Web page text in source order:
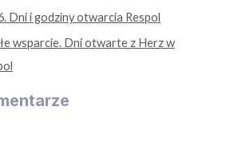
Dni i godziny otwarcia Respol
wsparcie. Dni otwarte z Herz w